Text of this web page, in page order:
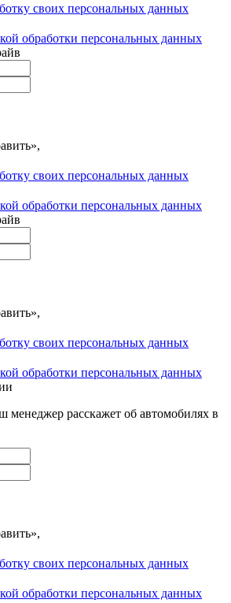
своих персональных данных
обработки персональных данных
своих персональных данных
обработки персональных данных
своих персональных данных
обработки персональных данных
менеджер расскажет об автомобилях в
своих персональных данных
обработки персональных данных